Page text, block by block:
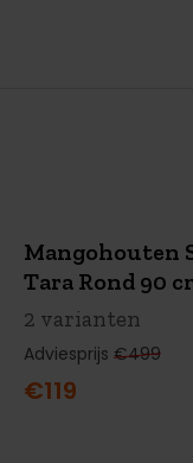
SUMMERSALE
€380 KORTING
Mangohouten
Tara Rond 90
2 varianten
Adviesprijs €499
€119